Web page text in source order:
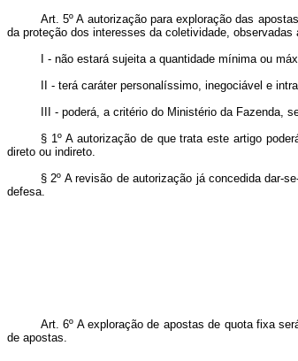
Art. 5º A autorização para exploração das
da proteção dos interesses da coletividade, observadas
I - não estará sujeita a quantidade mínima ou
II - terá caráter personalíssimo, inegociável e
III - poderá, a critério do Ministério da Fazenda,
§ 1º A autorização de que trata este artigo
direto ou indireto.
§ 2º A revisão de autorização já concedida dar-
defesa.
Art. 6º A exploração de apostas de quota fixa
de apostas.